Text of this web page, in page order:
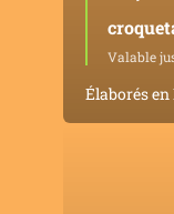
Valable
Élaborés en